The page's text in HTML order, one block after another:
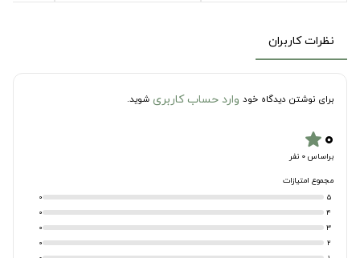
نظرات کاربران
برای نوشتن دیدگاه خود وارد حساب کاربری شوید.
۰star
براساس 0 نفر
مجموع امتیازات
5
0
4
0
3
0
2
0